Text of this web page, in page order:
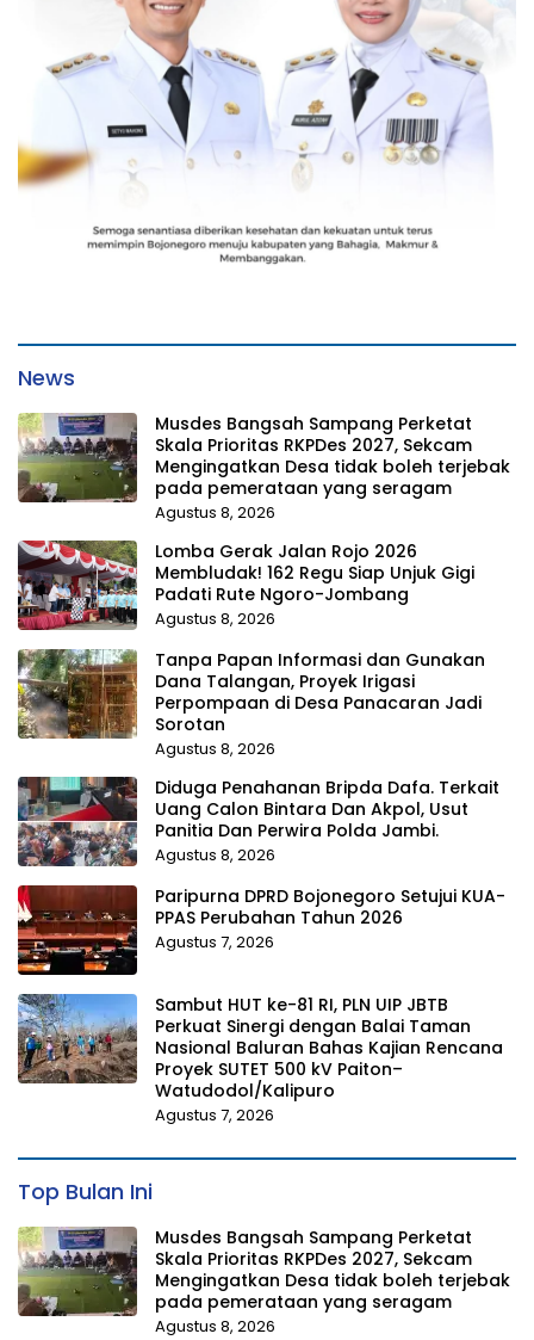
News
Musdes Bangsah Sampang Perketat
Skala Prioritas RKPDes 2027, Sekcam
Mengingatkan Desa tidak boleh terjebak
pada pemerataan yang seragam
Agustus 8, 2026
Lomba Gerak Jalan Rojo 2026
Membludak! 162 Regu Siap Unjuk Gigi
Padati Rute Ngoro-Jombang
Agustus 8, 2026
Tanpa Papan Informasi dan Gunakan
Dana Talangan, Proyek Irigasi
Perpompaan di Desa Panacaran Jadi
Sorotan
Agustus 8, 2026
Diduga Penahanan Bripda Dafa. Terkait
Uang Calon Bintara Dan Akpol, Usut
Panitia Dan Perwira Polda Jambi.
Agustus 8, 2026
Paripurna DPRD Bojonegoro Setujui KUA-
PPAS Perubahan Tahun 2026
Agustus 7, 2026
Sambut HUT ke-81 RI, PLN UIP JBTB
Perkuat Sinergi dengan Balai Taman
Nasional Baluran Bahas Kajian Rencana
Proyek SUTET 500 kV Paiton–
Watudodol/Kalipuro
Agustus 7, 2026
Top Bulan Ini
Musdes Bangsah Sampang Perketat
Skala Prioritas RKPDes 2027, Sekcam
Mengingatkan Desa tidak boleh terjebak
pada pemerataan yang seragam
Agustus 8, 2026